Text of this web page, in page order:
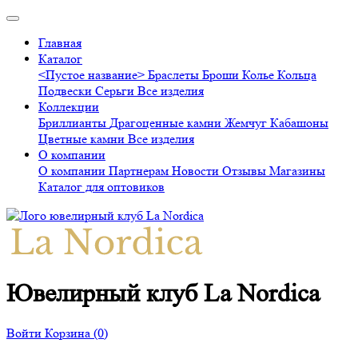
Главная
Каталог
<Пустое название> Браслеты Броши Колье Кольца
Подвески Серьги Все изделия
Коллекции
Бриллианты Драгоценные камни Жемчуг Кабашоны
Цветные камни Все изделия
О компании
О компании Партнерам Новости Отзывы Магазины
Каталог для оптовиков
Ювелирный клуб La Nordica
Войти Корзина (0)